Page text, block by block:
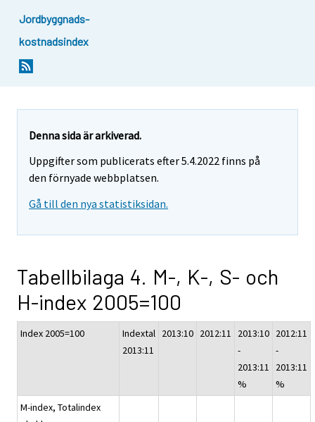
Jordbyggnads-
kostnadsindex
Denna sida är arkiverad.
Uppgifter som publicerats efter 5.4.2022 finns på
den förnyade webbplatsen.
Gå till den nya statistiksidan.
Tabellbilaga 4. M-, K-, S- och
H-index 2005=100
Index 2005=100
Indextal
2013:11
2013:10 2012:11
2013:10
-
2013:11
%
2012:11
-
2013:11
%
M-index, Totalindex